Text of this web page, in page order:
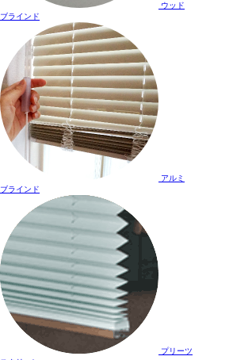
ウッド
ブラインド
アルミ
ブラインド
プリーツ